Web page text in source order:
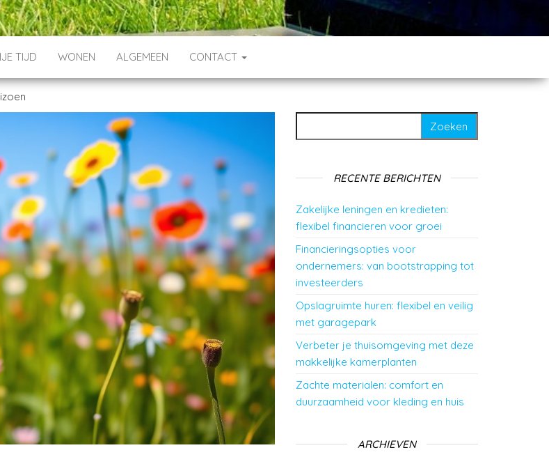
TIJD WONEN ALGEMEEN CONTACT
RECENTE BERICHTEN
Zakelijke leningen en kredieten:
flexibel financieren voor groei
Financieringsopties voor
ondernemers: van bootstrapping tot
investeerders
Opslagruimte huren: flexibel en veilig
met garagepark
Verbeter je thuisomgeving met deze
makkelijke kamerplanten
Zachte materialen: comfort en
duurzaamheid voor kleding en huis
ARCHIEVEN